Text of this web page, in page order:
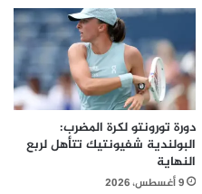
دورة تورونتو لكرة المضرب:
البولندية شفيونتيك تتأهل لربع
النهاية
9 أغسطس، 2026